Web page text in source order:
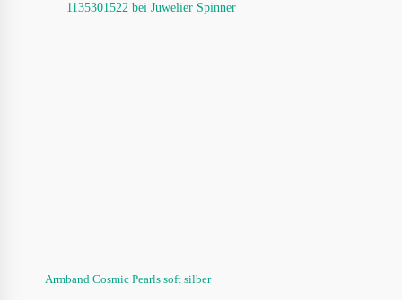
Armband Cosmic Pearls soft silber